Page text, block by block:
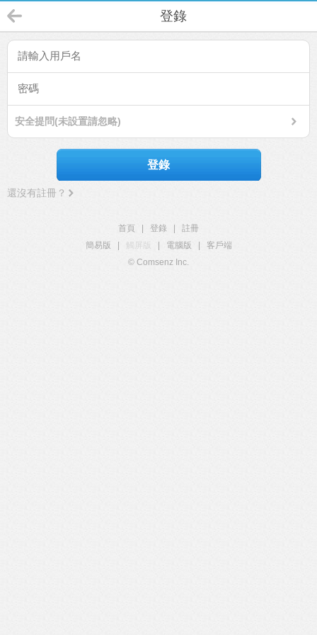
登錄
安全提問(未設置請忽略)
登錄
還沒有註冊？
首頁 登錄
註冊
簡易版
觸屏版 電腦版
客戶端
© Comsenz Inc.